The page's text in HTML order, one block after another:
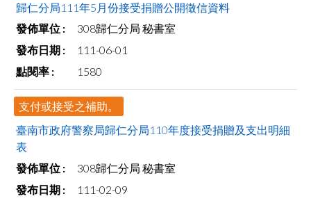
歸仁分局111年5月份接受捐贈公開徵信資料
308歸仁分局 秘書室
111-06-01
1580
支付或接受之補助。
臺南市政府警察局歸仁分局110年度接受捐贈及支出明細
表
308歸仁分局 秘書室
111-02-09